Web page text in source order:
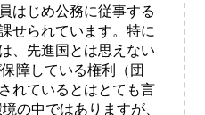
はじめ公務に従事する
せられています。特に
、先進国とは思えない
障している権利（団
れているとはとても言
中ではありますが、